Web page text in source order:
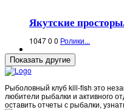
Якутские
10470 0 Ролики...
Рыболовный клуб kill-fish это
любители рыбалки и активного
оставить отчеты с рыбалки,